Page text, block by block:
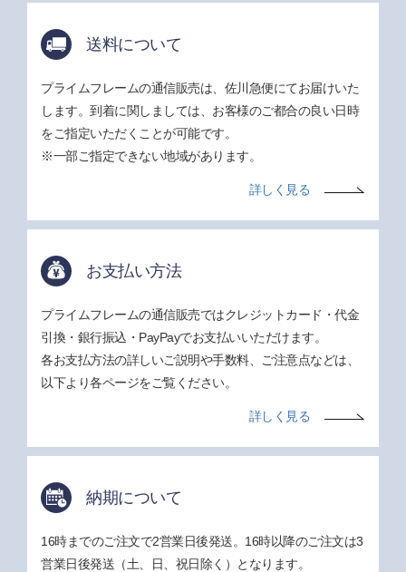
送料について
プライムフレームの通信販売は、佐川急便にてお届けいた
します。到着に関しましては、お客様のご都合の良い日時
をご指定いただくことが可能です。
※一部ご指定できない地域があります。
詳しく見る
お支払い方法
プライムフレームの通信販売ではクレジットカード・代金
引換・銀行振込・PayPayでお支払いいただけます。
各お支払方法の詳しいご説明や手数料、ご注意点などは、
以下より各ページをご覧ください。
詳しく見る
納期について
16時までのご注文で2営業日後発送。16時以降のご注文は3
営業日後発送（土、日、祝日除く）となります。